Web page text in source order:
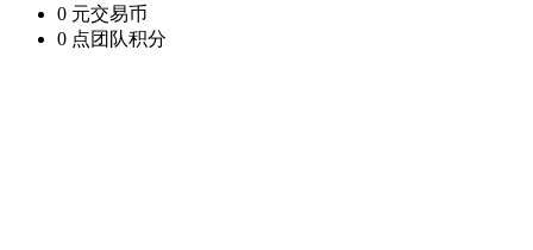
0 元交易币
0 点团队积分